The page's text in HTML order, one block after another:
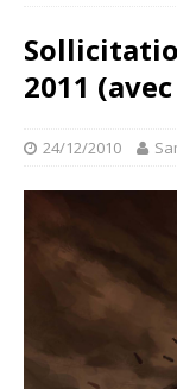
2011
24/12/2010